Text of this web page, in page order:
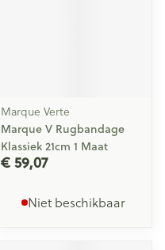
Marque Verte
Marque V Rugbandage
Klassiek 21cm 1 Maat
€ 59,07
Niet beschikbaar